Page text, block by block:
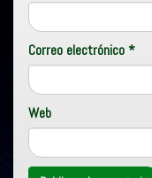
Correo electrónico*
Web